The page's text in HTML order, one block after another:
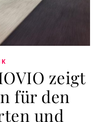
zeigt
für den
und